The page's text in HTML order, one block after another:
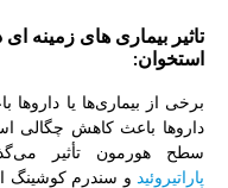
تاثیر بیماری های زمینه
استخوان:
برخی از بیماری‌ها یا
داروها باعث کاهش چگالی
سطح هورمون تأثیر
پاراتیروئید